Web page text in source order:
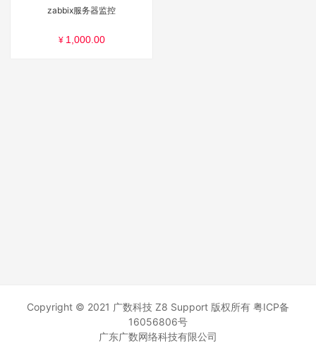
zabbix服务器监控
¥ 1,000.00
Copyright © 2021 广数科技 Z8 Support 版权所有 粤ICP备
16056806号
广东广数网络科技有限公司